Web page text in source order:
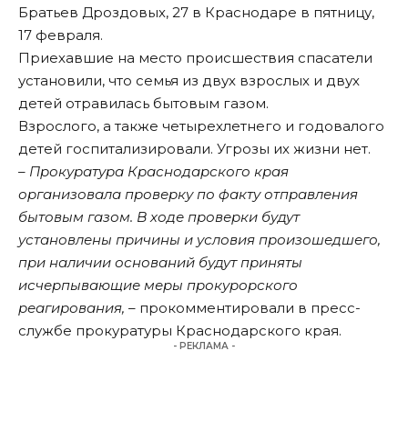
Братьев Дроздовых, 27 в Краснодаре в пятницу,
17 февраля.
Приехавшие на место происшествия спасатели
установили, что семья из двух взрослых и двух
детей отравилась бытовым газом.
Взрослого, а также четырехлетнего и годовалого
детей госпитализировали. Угрозы их жизни нет.
– Прокуратура Краснодарского края
организовала проверку по факту отправления
бытовым газом. В ходе проверки будут
установлены причины и условия произошедшего,
при наличии оснований будут приняты
исчерпывающие меры прокурорского
реагирования, – прокомментировали в пресс-
службе прокуратуры Краснодарского края.
- РЕКЛАМА -